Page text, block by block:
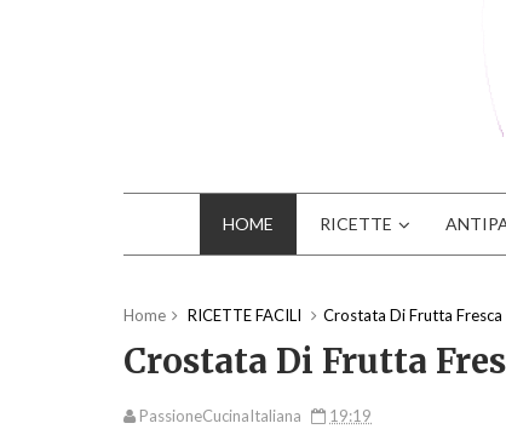
HOME RICETTE
Home RICETTE FACILI Crostata Di Frutta Fresca
Crostata Di Frutta
PassioneCucinaItaliana 19:19